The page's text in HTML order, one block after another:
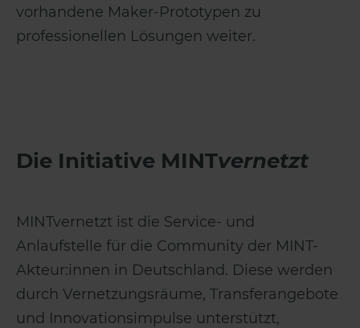
vorhandene Maker-Prototypen zu
professionellen Lösungen weiter.
Die Initiative MINTvernetzt
MINTvernetzt ist die Service- und
Anlaufstelle für die Community der MINT-
Akteur:innen in Deutschland. Diese werden
durch Vernetzungsräume, Transferangebote
und Innovationsimpulse unterstützt,